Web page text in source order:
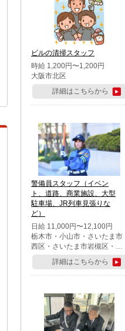
区・市川市・松戸市・習志野
市・柏市・流山市・八千代
市・足立区・江戸川区・八王
子市・町田市
ビルの清掃スタッフ
時給 1,200円〜1,200円
大阪市北区
詳細はこちらから
警備員スタッフ（イベン
ト、道路、商業施設、大型
駐車場、JR列車見張りな
ど）
日給 11,000円〜12,100円
栃木市・小山市・さいたま市
西区・さいたま市岩槻区・久
喜市・蓮田市
詳細はこちらから